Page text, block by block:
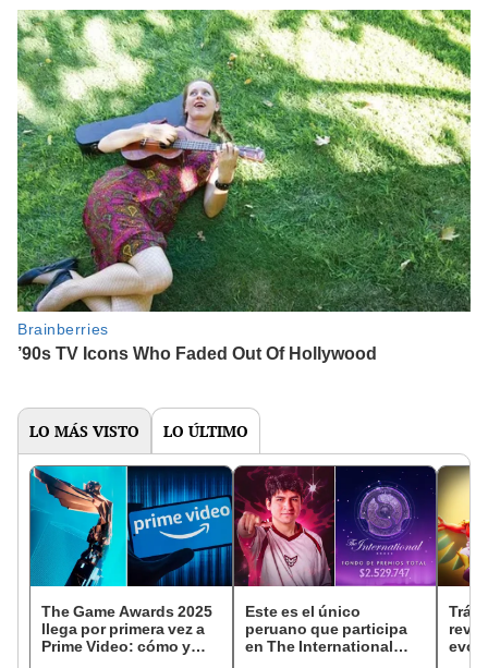
LO MÁS VISTO LO ÚLTIMO
The Game Awards 2025
llega por primera vez a
Prime Video: cómo y
Este es el único
peruano que participa
en The International